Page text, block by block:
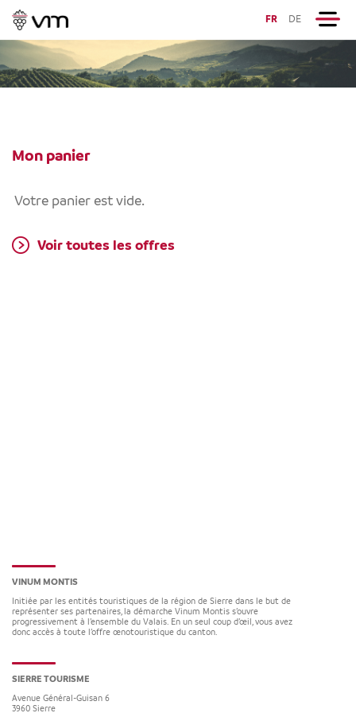
FR DE
Mon panier
Votre panier est vide.
Voir toutes les offres
VINUM MONTIS
Initiée par les entités touristiques de la région de Sierre dans le but de
représenter ses partenaires, la démarche Vinum Montis s’ouvre
progressivement à l’ensemble du Valais. En un seul coup d’œil, vous avez
donc accès à toute l’offre œnotouristique du canton.
SIERRE TOURISME
Avenue Général-Guisan 6
3960 Sierre